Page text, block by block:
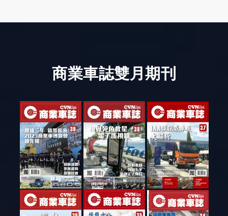
商業車誌雙月期刊